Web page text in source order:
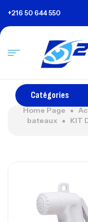
+216 50 644 550
Catégories
Home Page
bateaux
KIT